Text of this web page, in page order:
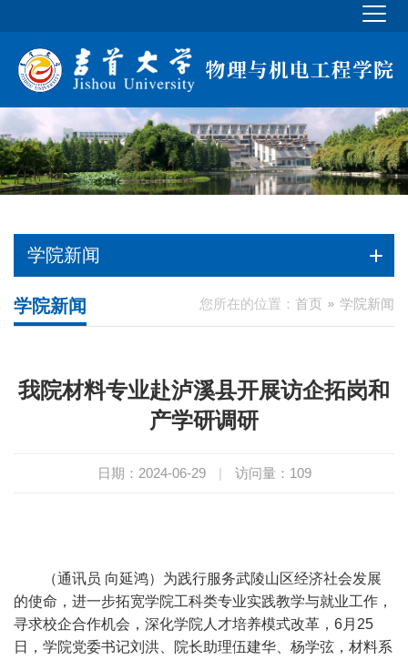
学院新闻
您所在的位置： 首页 学院新闻
学院新闻
我院材料专业赴泸溪县开展访企拓岗和
产学研调研
日期：2024-06-29 | 访问量： 109
（通讯员 向延鸿）为践行服务武陵山区经济社会发展
的使命，进一步拓宽学院工科类专业实践教学与就业工作，
寻求校企合作机会，深化学院人才培养模式改革， 6月 25
日，学院党委书记刘洪、院长助理伍建华、杨学弦，材料系